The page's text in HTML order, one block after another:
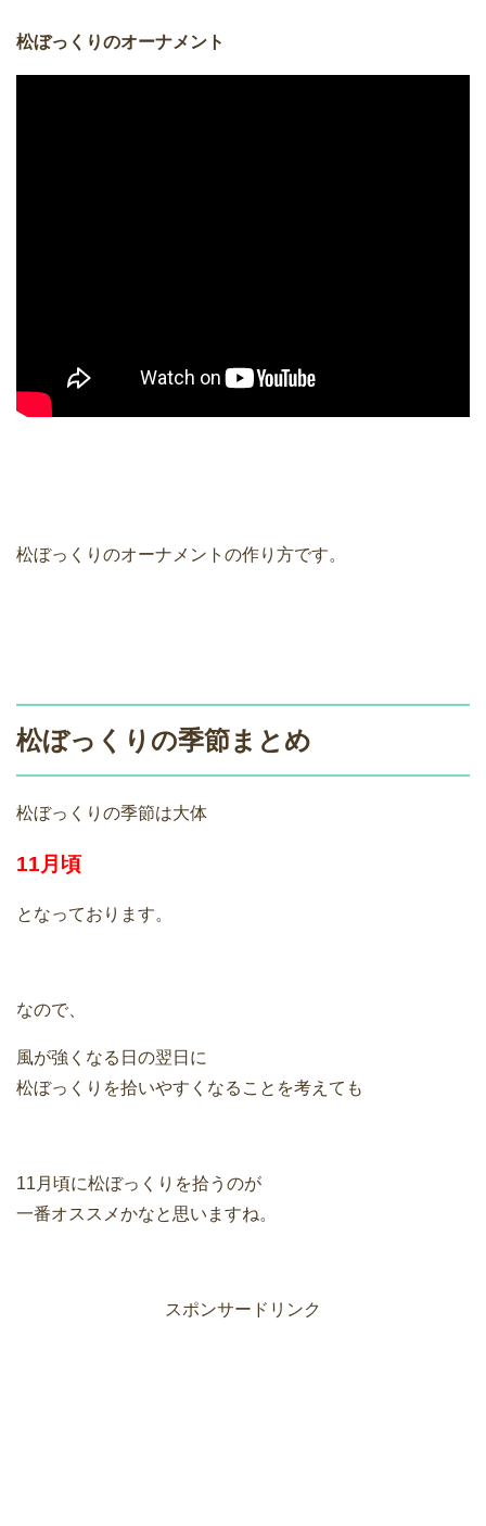
松ぼっくりのオーナメント
松ぼっくりのオーナメントの作り方です。
松ぼっくりの季節まとめ
松ぼっくりの季節は大体
11月頃
となっております。
なので、
風が強くなる日の翌日に
松ぼっくりを拾いやすくなることを考えても
11月頃に松ぼっくりを拾うのが
一番オススメかなと思いますね。
スポンサードリンク